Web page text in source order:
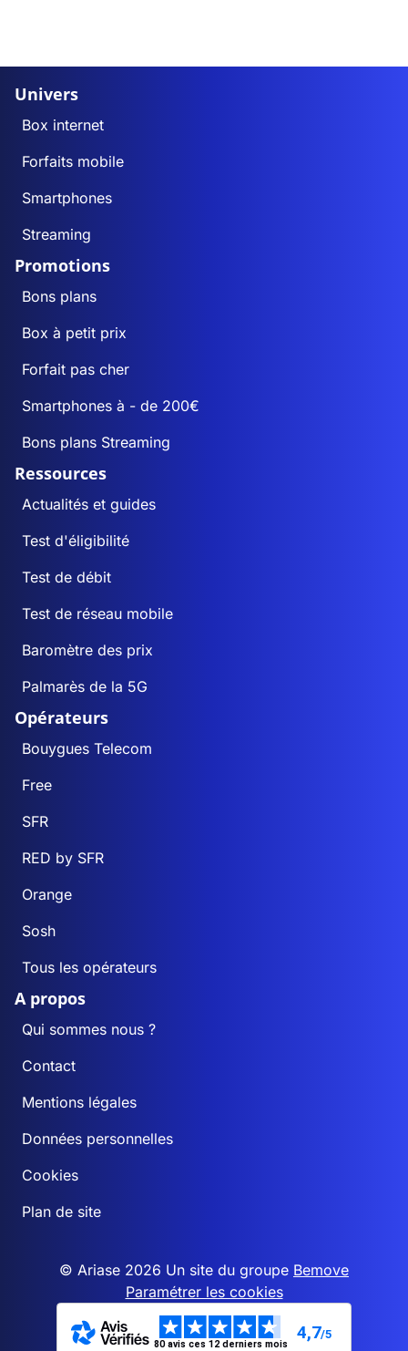
Univers
Box internet
Forfaits mobile
Smartphones
Streaming
Promotions
Bons plans
Box à petit prix
Forfait pas cher
Smartphones à - de 200€
Bons plans Streaming
Ressources
Actualités et guides
Test d'éligibilité
Test de débit
Test de réseau mobile
Baromètre des prix
Palmarès de la 5G
Opérateurs
Bouygues Telecom
Free
SFR
RED by SFR
Orange
Sosh
Tous les opérateurs
A propos
Qui sommes nous ?
Contact
Mentions légales
Données personnelles
Cookies
Plan de site
© Ariase 2026 Un site du groupe Bemove
Paramétrer les cookies
80 avis ces 12 derniers mois
4,7/5